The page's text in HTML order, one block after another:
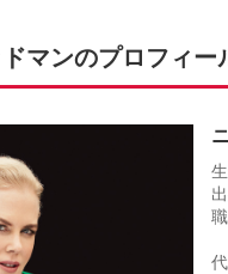
マンのプロフィー